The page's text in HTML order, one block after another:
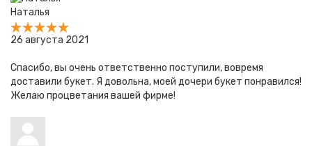
Наталья
26 августа 2021
Спасибо, вы очень ответственно поступили, вовремя
доставили букет. Я довольна, моей дочери букет понравился!
Желаю процветания вашей фирме!